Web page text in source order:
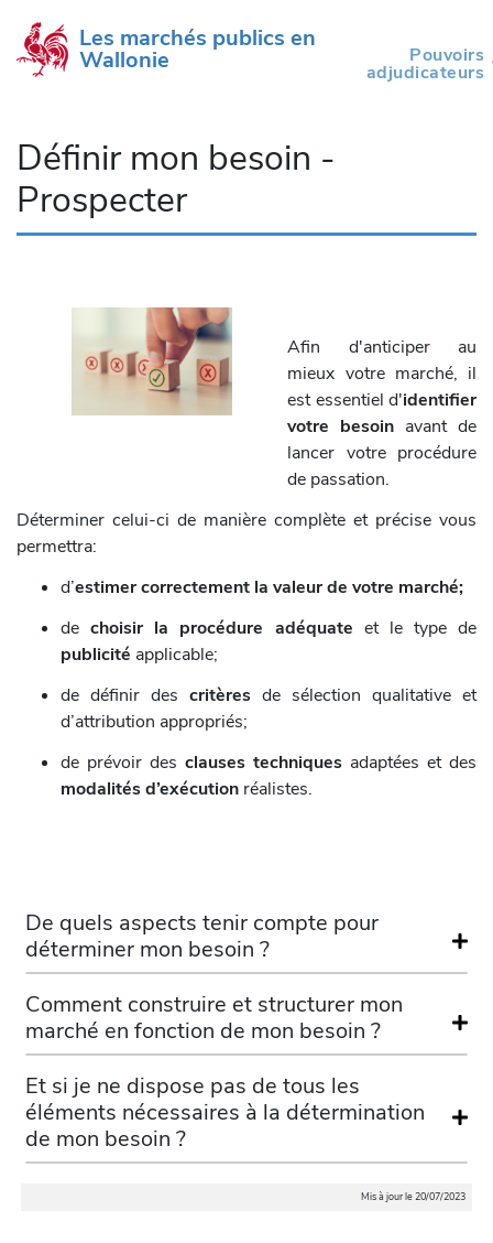
Pouvoirs
adjudicateurs
(current)
Les marchés publics en
Wallonie
Définir mon besoin -
Prospecter
Afin d'anticiper au
mieux votre marché, il
est essentiel d'identifier
votre besoin avant de
lancer votre procédure
de passation.
Déterminer celui-ci de manière complète et précise vous
permettra:
d’estimer correctement la valeur de votre marché;
dechoisir la procédure adéquate et le type de
publicité applicable;
de définir des critères de sélection qualitative et
d’attribution appropriés;
de prévoir des clauses techniques adaptées et des
modalités d’exécution réalistes.
De quels aspects tenir compte pour
déterminer mon besoin ?
Comment construire et structurer mon
marché en fonction de mon besoin ?
Et si je ne dispose pas de tous les
éléments nécessaires à la détermination
de mon besoin ?
Mis à jour le 20/07/2023